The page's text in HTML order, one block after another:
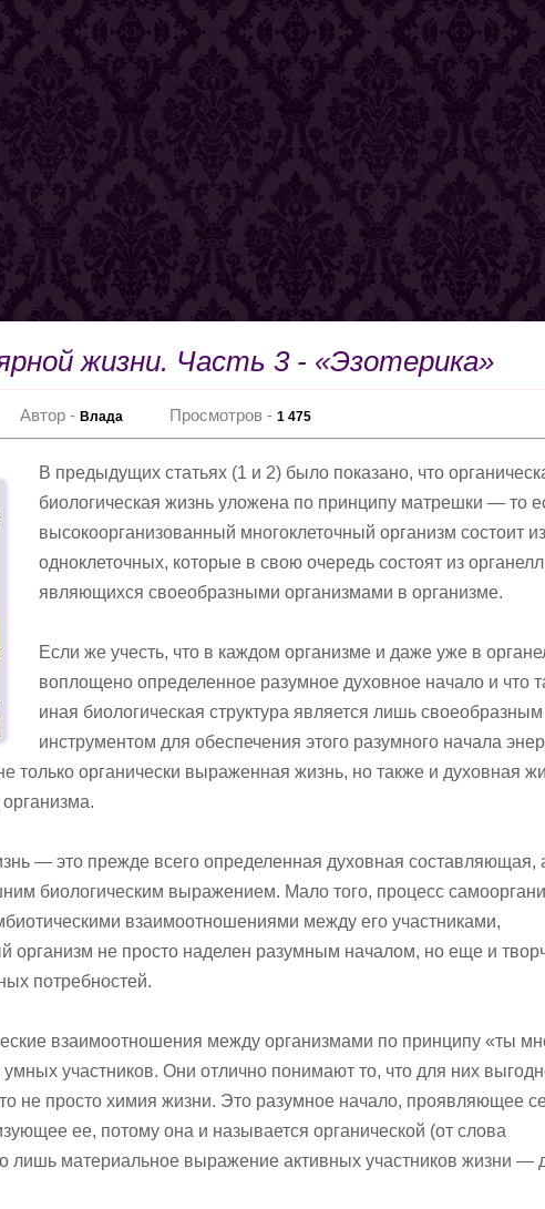
жизни. Часть 3 - «Эзотерика»
Автор -Влада Просмотров -1 475
В предыдущих статьях (1 и 2) было показано, что
биологическая жизнь уложена по принципу матрешки — то
высокоорганизованный многоклеточный организм состоит
одноклеточных, которые в свою очередь состоят из
являющихся своеобразными организмами в организме.
Если же учесть, что в каждом организме и даже уже в
воплощено определенное разумное духовное начало и что
иная биологическая структура является лишь своеобразным
инструментом для обеспечения этого разумного начала
только органически выраженная жизнь, но также и духовная
— это прежде всего определенная духовная составляющая,
биологическим выражением. Мало того, процесс
взаимоотношениями между его участниками,
организм не просто наделен разумным началом, но еще и
потребностей.
взаимоотношения между организмами по принципу «ты
умных участников. Они отлично понимают то, что для них
не просто химия жизни. Это разумное начало, проявляющее
ее, потому она и называется органической (от слова
лишь материальное выражение активных участников жизни —